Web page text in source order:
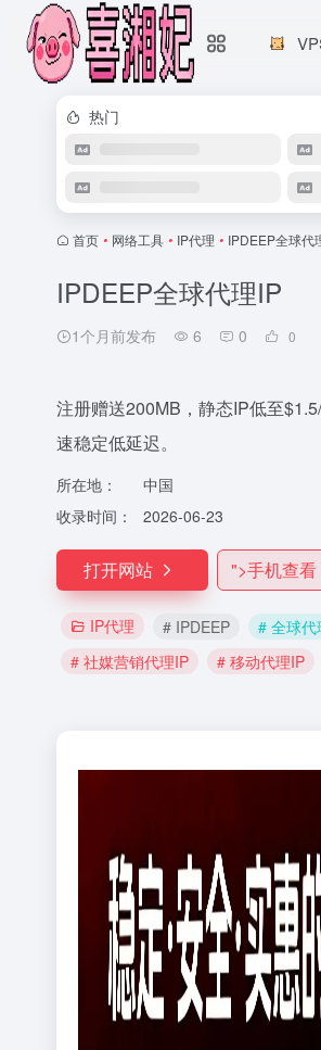
热门
首页 • 网络工具 • IP代理 • IPDEEP全球代
IPDEEP全球代理IP
1个月前发布 6 0 0
注册赠送200MB，静态IP低至
速稳定低延迟。
所在地：
中国
收录时间：
2026-06-23
打开网站 ">手机查看
IP代理 # IPDEEP # 全球代
# 社媒营销代理IP
# 移动代理IP